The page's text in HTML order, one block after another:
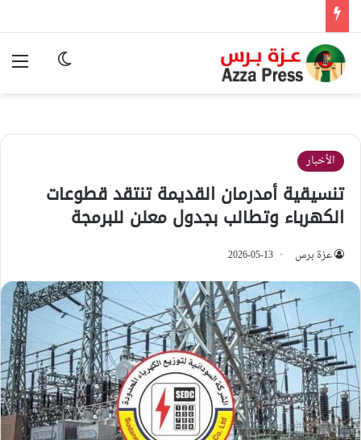
الوضع
الأخبار
تنسيقية أمدرمان القديمة تنتقد قطوعات
الكهرباء وتطالب بجدول معلن للبرمجة
عزة برس 2026-05-13